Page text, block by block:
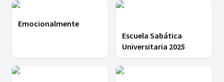
Emocionalmente
Escuela Sabática
Universitaria 2025